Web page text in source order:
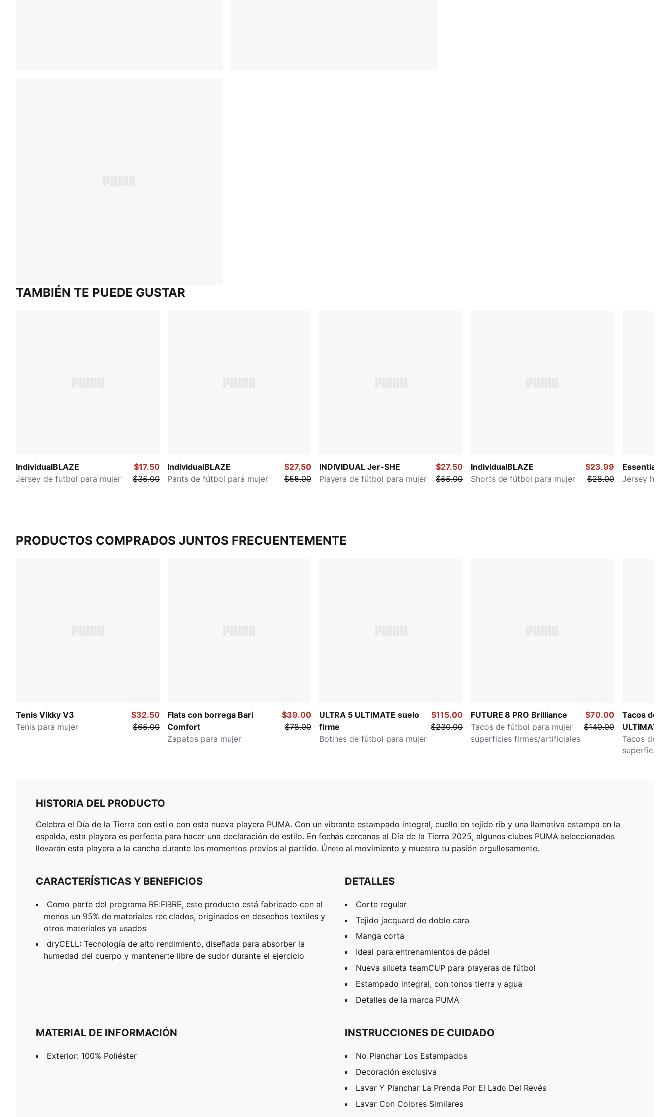
TAMBIÉN TE PUEDE GUSTAR
IndividualBLAZE
Jersey de futbol para mujer
$17.50
$35.00
IndividualBLAZE
Pants de fútbol para mujer
$27.50
$55.00
INDIVIDUAL Jer-SHE
Playera de fútbol para mujer
$27.50
$55.00
IndividualBLAZE
Shorts de fútbol para mujer
$23.99
$28.00
Essentials
Jersey
PRODUCTOS COMPRADOS JUNTOS FRECUENTEMENTE
Tenis Vikky V3
Tenis para mujer
$32.50
$65.00
Flats con borrega Bari
Comfort
Zapatos para mujer
$39.00
$78.00
ULTRA 5 ULTIMATE suelo
firme
Botines de fútbol para mujer
$115.00
$230.00
FUTURE 8 PRO Brilliance
Tacos de fútbol para mujer
superficies firmes/artificiales
$70.00
$140.00
Tacos de
ULTIMATE
Tacos de
superficies
HISTORIA DEL PRODUCTO
Celebra el Día de la Tierra con estilo con esta nueva playera PUMA. Con un vibrante estampado integral, cuello en tejido rib y una llamativa estampa en la
espalda, esta playera es perfecta para hacer una declaración de estilo. En fechas cercanas al Día de la Tierra 2025, algunos clubes PUMA seleccionados
llevarán esta playera a la cancha durante los momentos previos al partido. Únete al movimiento y muestra tu pasión orgullosamente.
CARACTERÍSTICAS Y BENEFICIOS
Como parte del programa RE:FIBRE, este producto está fabricado con al
menos un 95% de materiales reciclados, originados en desechos textiles y
otros materiales ya usados
dryCELL: Tecnología de alto rendimiento, diseñada para absorber la
humedad del cuerpo y mantenerte libre de sudor durante el ejercicio
DETALLES
Corte regular
Tejido jacquard de doble cara
Manga corta
Ideal para entrenamientos de pádel
Nueva silueta teamCUP para playeras de fútbol
Estampado integral, con tonos tierra y agua
Detalles de la marca PUMA
MATERIAL DE INFORMACIÓN
Exterior: 100% Poliéster
INSTRUCCIONES DE CUIDADO
No Planchar Los Estampados
Decoración exclusiva
Lavar Y Planchar La Prenda Por El Lado Del Revés
Lavar Con Colores Similares